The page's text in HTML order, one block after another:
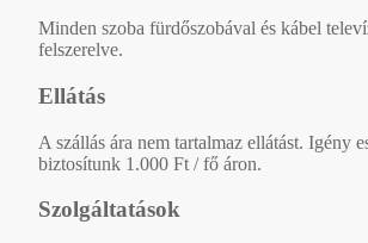
Minden szoba fürdőszobával és kábel
felszerelve.
Ellátás
A szállás ára nem tartalmaz ellátást. Igény
biztosítunk 1.000 Ft / fő áron.
Szolgáltatások